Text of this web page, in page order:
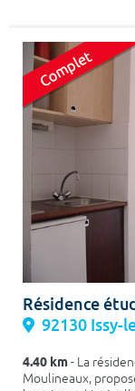
Résidence
92130 Issy-
4.40 km- La
Moulineaux,